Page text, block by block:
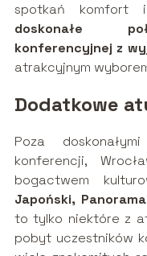
spotkań komfort
doskonałe
konferencyjnej z
atrakcyjnym
Dodatkowe
Poza
konferencji,
bogactwem
Japoński,
to tylko niektóre z
pobyt uczestników